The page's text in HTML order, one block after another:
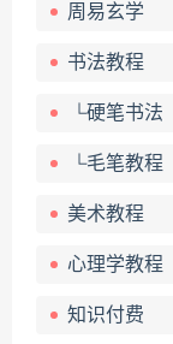
周易玄学
书法教程
└硬笔书法
└毛笔教程
美术教程
心理学教程
知识付费